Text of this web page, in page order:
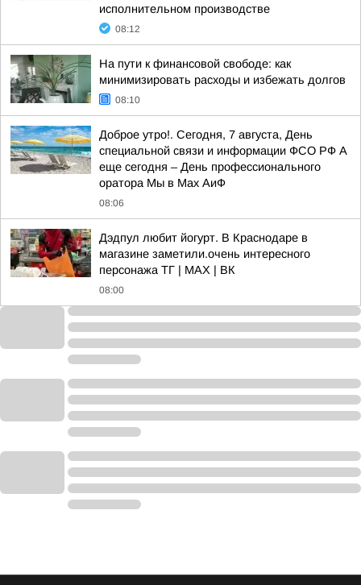
исполнительном производстве
08:12
На пути к финансовой свободе: как
минимизировать расходы и избежать долгов
08:10
Доброе утро!. Сегодня, 7 августа, День
специальной связи и информации ФСО РФ А
еще сегодня – День профессионального
оратора Мы в Мах АиФ
08:06
Дэдпул любит йогурт. В Краснодаре в
магазине заметили.очень интересного
персонажа TГ | MAX | ВК
08:00